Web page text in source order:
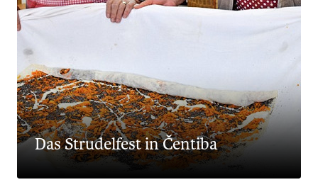
Das Strudelfest in Čentiba